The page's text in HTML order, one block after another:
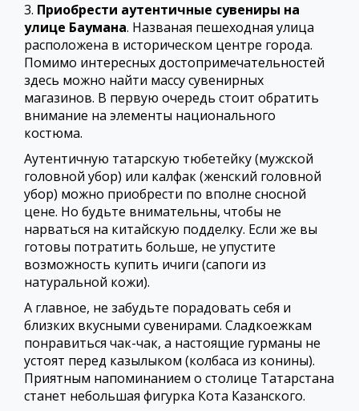
3. Приобрести аутентичные сувениры на
улице Баумана. Названая пешеходная улица
расположена в историческом центре города.
Помимо интересных достопримечательностей
здесь можно найти массу сувенирных
магазинов. В первую очередь стоит обратить
внимание на элементы национального
костюма.
Аутентичную татарскую тюбетейку (мужской
головной убор) или калфак (женский головной
убор) можно приобрести по вполне сносной
цене. Но будьте внимательны, чтобы не
нарваться на китайскую подделку. Если же вы
готовы потратить больше, не упустите
возможность купить ичиги (сапоги из
натуральной кожи).
А главное, не забудьте порадовать себя и
близких вкусными сувенирами. Сладкоежкам
понравиться чак-чак, а настоящие гурманы не
устоят перед казылыком (колбаса из конины).
Приятным напоминанием о столице Татарстана
станет небольшая фигурка Кота Казанского.